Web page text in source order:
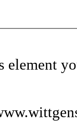
element